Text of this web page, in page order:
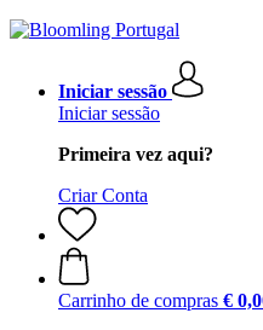
Iniciar sessão
Iniciar sessão
Primeira vez aqui?
Criar Conta
Carrinho de compras €